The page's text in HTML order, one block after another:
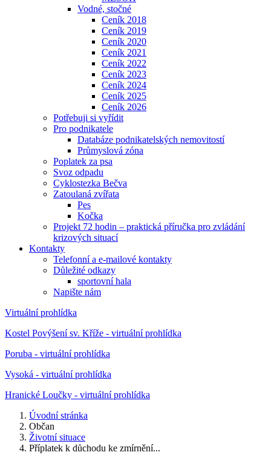
Vodné, stočné
Ceník 2018
Ceník 2019
Ceník 2020
Ceník 2021
Ceník 2022
Ceník 2023
Ceník 2024
Ceník 2025
Ceník 2026
Potřebuji si vyřídit
Pro podnikatele
Databáze podnikatelských nemovitostí
Průmyslová zóna
Poplatek za psa
Svoz odpadu
Cyklostezka Bečva
Zatoulaná zvířata
Pes
Kočka
Projekt 72 hodin – praktická příručka pro zvládání
krizových situací
Kontakty
Telefonní a e-mailové kontakty
Důležité odkazy
sportovní hala
Napište nám
Virtuální prohlídka
Kostel Povýšení sv. Kříže - virtuální prohlídka
Poruba - virtuální prohlídka
Vysoká - virtuální prohlídka
Hranické Loučky - virtuální prohlídka
Úvodní stránka
Občan
Životní situace
Příplatek k důchodu ke zmírnění...